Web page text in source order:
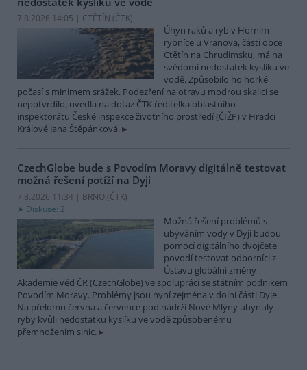
7.8.2026 14:05 | CTĚTÍN (ČTK)
Úhyn raků a ryb v Horním
rybníce u Vranova, části obce
Ctětín na Chrudimsku, má na
svědomí nedostatek kyslíku ve
vodě. Způsobilo ho horké
počasí s minimem srážek. Podezření na otravu modrou skalicí se
nepotvrdilo, uvedla na dotaz ČTK ředitelka oblastního
inspektorátu České inspekce životního prostředí (ČIŽP) v Hradci
Králové Jana Štěpánková.
CzechGlobe bude s Povodím Moravy digitálně testovat
možná řešení potíží na Dyji
7.8.2026 11:34 | BRNO (ČTK)
Diskuse: 2
Možná řešení problémů s
ubýváním vody v Dyji budou
pomocí digitálního dvojčete
povodí testovat odborníci z
Ústavu globální změny
Akademie věd ČR (CzechGlobe) ve spolupráci se státním podnikem
Povodím Moravy. Problémy jsou nyní zejména v dolní části Dyje.
Na přelomu června a července pod nádrží Nové Mlýny uhynuly
ryby kvůli nedostatku kyslíku ve vodě způsobenému
přemnožením sinic.